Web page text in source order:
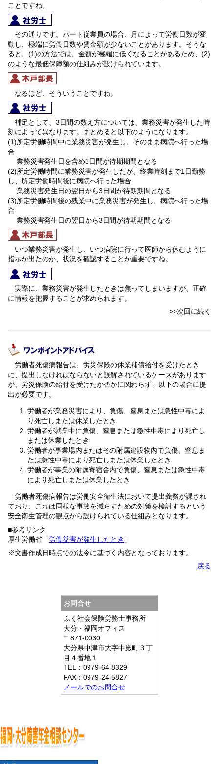
ことですね。
その通りです。パート従業員の場合、月によって労働日数が変
動し、極端に労働日数や賃金額が少ないことがあります。そうな
ると、(1)の方法では、金額が極端に低くなることがあるため、(2)
のような最低保障額の仕組みが設けられています。
なるほど、そういうことですね。
補足として、3日間の数え方については、業務災害が発生した時
刻によって異なります。まとめると以下のようになります。
(1)所定労働時間中に業務災害が発生し、そのまま病院へ行った場
合
業務災害発生日を含め3日間が待期期間となる
(2)所定労働時間に業務災害が発生したが、終業時刻まで1日勤務
し、所定労働時間後に病院へ行った場合
業務災害発生日の翌日から3日間が待期期間となる
(3)所定労働時間後の残業中に業務災害が発生し、病院へ行った場
合
業務災害発生日の翌日から3日間が待期期間となる
いつ業務災害が発生し、いつ病院に行って医師から休むように
指示が出たのか、状況を確認することが重要ですね。
実際に、業務災害が発生したときは焦ってしまいますが、正確
に情報を把握することが求められます。
>>次回に続く
労働者死傷病報告は、労災保険の休業補償給付を受けたとき
に、提出しなければならないと誤解されているケースがあります
が、労災保険の給付を受けたか否かに関わらず、以下の場合に提
出が必要です。
労働者が業務災害により、負傷、窒息または急性中毒によ
り死亡しまたは休業したとき
労働者が就業中に負傷、窒息または急性中毒により死亡し
または休業したとき
労働者が事業場内またはその附属建設物内で負傷、窒息ま
たは急性中毒により死亡しまたは休業したとき
労働者が事業の附属寄宿舎内で負傷、窒息または急性中毒
により死亡しまたは休業したとき
労働者死傷病報告は労働安全衛生法において提出義務が課され
ており、これは同様な事故を減らすための対策を検討するという
安全衛生管理の観点から設けられている仕組みとなります。
■参考リンク
厚生労働省「労働災害が発生したとき 」
※文書作成日時点での法令に基づく内容となっております。
戻る
お問合せ
ふく社会保険労務士事務所
大分・福岡オフィス
〒871-0030
大分県中津市大字中殿町３丁
目４番地１
TEL：0979-64-8329
FAX：0979-24-5827
メールでのお問合せ